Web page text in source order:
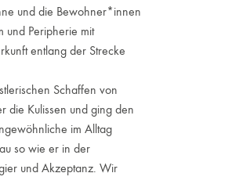
und die Bewohner*innen
und Peripherie mit
entlang der Strecke
Schaffen von
die Kulissen und ging den
im Alltag
so wie er in der
und Akzeptanz. Wir